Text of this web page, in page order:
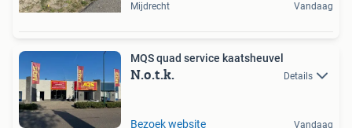
Mijdrecht
Vandaag
MQS quad service kaatsheuvel
N.o.t.k. Details
Bezoek website Vandaag